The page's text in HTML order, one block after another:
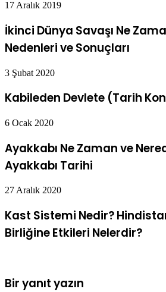
17 Aralık 2019
İkinci Dünya Savaşı Ne
Nedenleri ve Sonuçları
3 Şubat 2020
Kabileden Devlete (Tarih
6 Ocak 2020
Ayakkabı Ne Zaman ve
Ayakkabı Tarihi
27 Aralık 2020
Kast Sistemi Nedir?
Birliğine Etkileri Nelerdir?
Bir yanıt yazın